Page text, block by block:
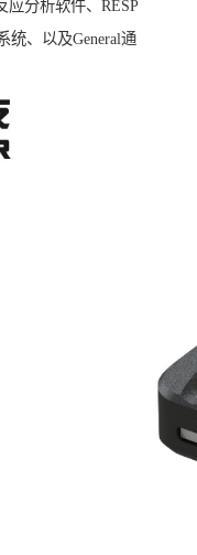
应分析软件、RESP
统、以及General通